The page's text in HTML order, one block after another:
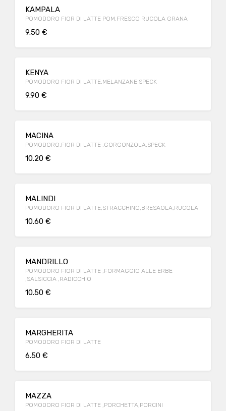
KAMPALA
POMODORO FIOR DI LATTE POM.FRESCO RUCOLA GRANA
9.50 €
KENYA
POMODORO FIOR DI LATTE,MELANZANE SPECK
9.90 €
MACINA
POMODORO,FIOR DI LATTE ,GORGONZOLA,SPECK
10.20 €
MALINDI
POMODORO FIOR DI LATTE,STRACCHINO,BRESAOLA,RUCOLA
10.60 €
MANDRILLO
POMODORO FIOR DI LATTE ,FORMAGGIO ALLE ERBE
,SALSICCIA ,RADICCHIO
10.50 €
MARGHERITA
POMODORO FIOR DI LATTE
6.50 €
MAZZA
POMODORO FIOR DI LATTE ,PORCHETTA,PORCINI